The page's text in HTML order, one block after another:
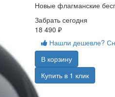
Новые флагманские
Забрать сегодня
18 490 ₽
Нашли дешевле?
В корзину
Купить в 1 клик